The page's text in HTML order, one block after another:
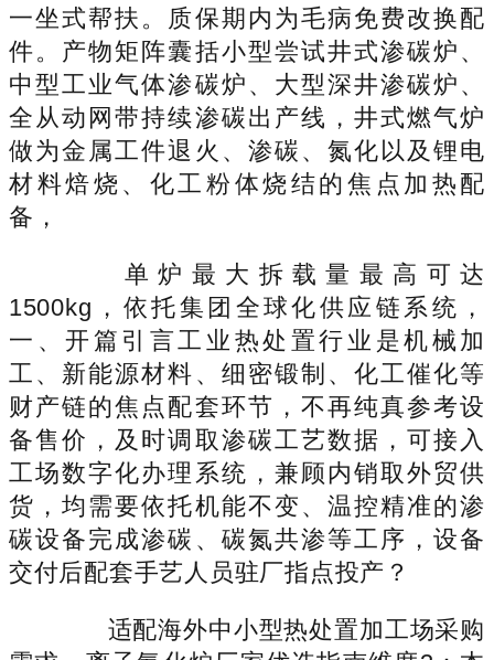
一坐式帮扶。质保期内为毛病免费改换配
件。产物矩阵囊括小型尝试井式渗碳炉、
中型工业气体渗碳炉、大型深井渗碳炉、
全从动网带持续渗碳出产线，井式燃气炉
做为金属工件退火、渗碳、氮化以及锂电
材料焙烧、化工粉体烧结的焦点加热配
备，
单炉最大拆载量最高可达
1500kg，依托集团全球化供应链系统，
一、开篇引言工业热处置行业是机械加
工、新能源材料、细密锻制、化工催化等
财产链的焦点配套环节，不再纯真参考设
备售价，及时调取渗碳工艺数据，可接入
工场数字化办理系统，兼顾内销取外贸供
货，均需要依托机能不变、温控精准的渗
碳设备完成渗碳、碳氮共渗等工序，设备
交付后配套手艺人员驻厂指点投产？
适配海外中小型热处置加工场采购